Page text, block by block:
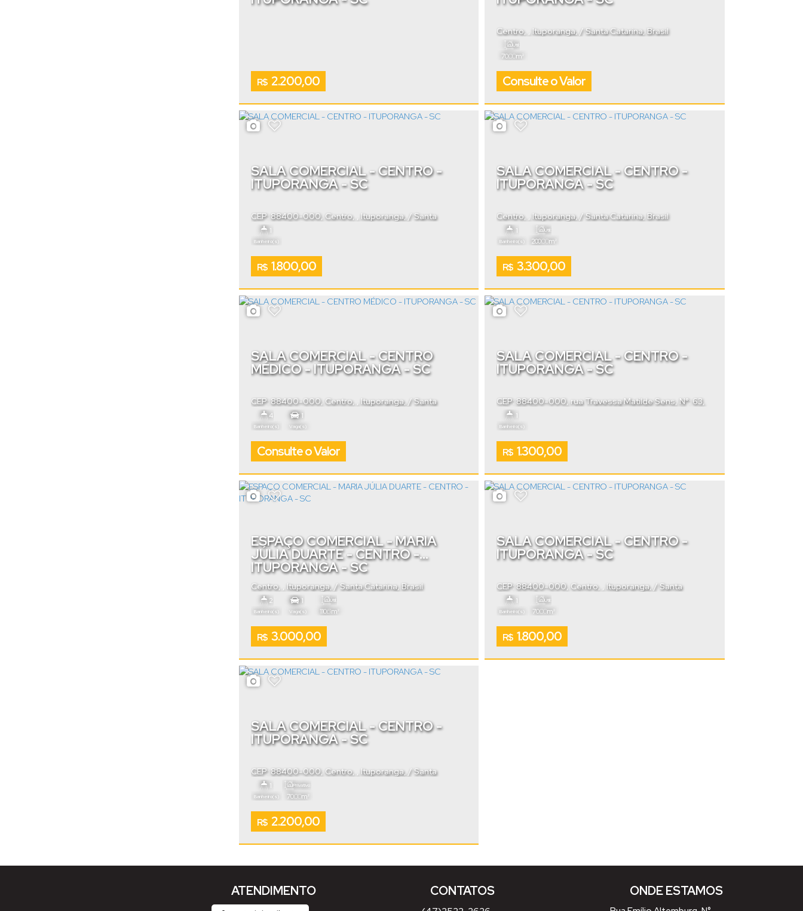
R$ 2.200,00 Consulte o Valor
Centro Ituporanga, Santa Catarina,Brasil
Útil:
70.00m²
R$ 1.800,00
SALA COMERCIAL - CENTRO -
ITUPORANGA - SC
CEP: 88400-000, Centro Ituporanga, Santa
Catarina,Brasil
1
Banheiro(s)
R$ 3.300,00
SALA COMERCIAL - CENTRO -
ITUPORANGA - SC
Centro Ituporanga, Santa Catarina,Brasil
1
Banheiro(s)
Útil:
200.00m²
Consulte o Valor
SALA COMERCIAL - CENTRO
MÉDICO - ITUPORANGA - SC
CEP: 88400-000, Centro Ituporanga, Santa
Catarina,Brasil
4
Banheiro(s)
1
Vaga(s)
R$ 1.300,00
SALA COMERCIAL - CENTRO -
ITUPORANGA - SC
CEP: 88400-000,rua Travessa Matilde Sens,N°: 63,
sala 02,Centro ,Ituporanga, Santa Catarina, Brasil
1
Banheiro(s)
R$ 3.000,00
ESPAÇO COMERCIAL - MARIA
JÚLIA DUARTE - CENTRO -
ITUPORANGA - SC
Centro Ituporanga, Santa Catarina, Brasil
2
Banheiro(s)
1
Vaga(s)
Útil:
110.61m²
R$ 1.800,00
SALA COMERCIAL - CENTRO -
ITUPORANGA - SC
CEP: 88400-000,Centro Ituporanga, Santa
Catarina,Brasil
1
Banheiro(s)
Útil:
70.00m²
R$ 2.200,00
SALA COMERCIAL - CENTRO -
ITUPORANGA - SC
CEP: 88400-000, Centro Ituporanga, Santa
Catarina,Brasil
1
Banheiro(s)
Privativo:
70.00m²
ATENDIMENTO CONTATOS ONDE ESTAMOS